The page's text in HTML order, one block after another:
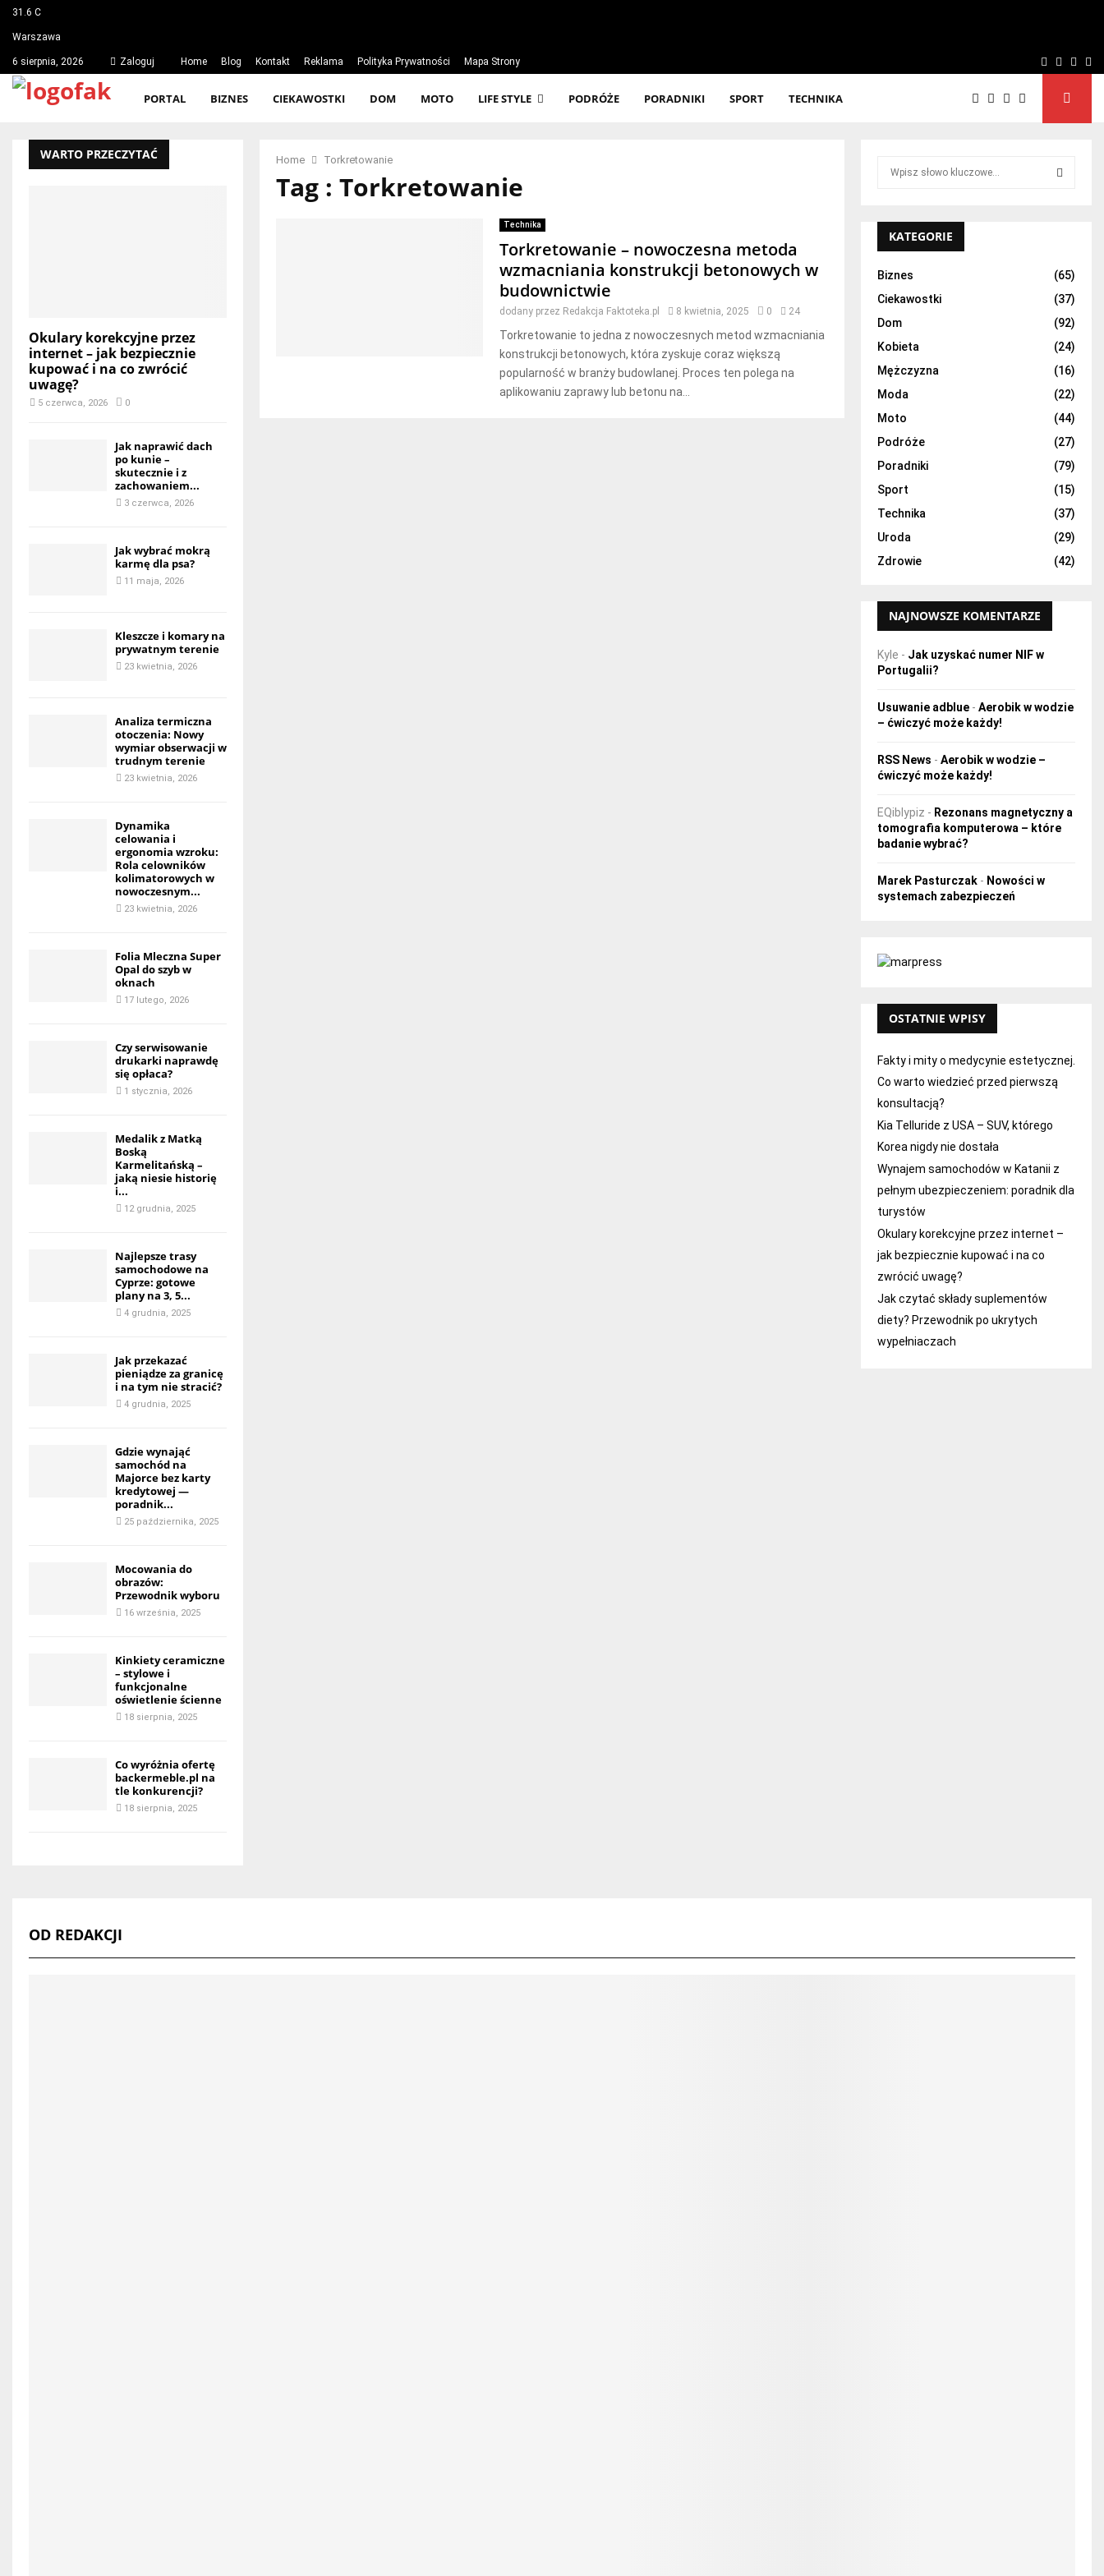
31.6 C
Warszawa
6 sierpnia, 2026 Zaloguj Home Blog Kontakt Reklama Polityka Prywatności Mapa Strony Facebook
Twitter
PORTAL BIZNES CIEKAWOSTKI DOM MOTO LIFE STYLE PODRÓŻE PORADNIKI SPORT TECHNIKA
Home Torkretowanie
Tag : Torkretowanie
Technika
Torkretowanie – nowoczesna metoda
wzmacniania konstrukcji betonowych w
budownictwie
dodany przez Redakcja Faktoteka.pl 8 kwietnia, 2025 0 24
Torkretowanie to jedna z nowoczesnych metod wzmacniania
konstrukcji betonowych, która zyskuje coraz większą
popularność w branży budowlanej. Proces ten polega na
aplikowaniu zaprawy lub betonu na...
WARTO PRZECZYTAĆ
Okulary korekcyjne przez
internet – jak bezpiecznie
kupować i na co zwrócić
uwagę?
5 czerwca, 2026 0
Jak naprawić dach
po kunie –
skutecznie i z
zachowaniem...
3 czerwca, 2026
Jak wybrać mokrą
karmę dla psa?
11 maja, 2026
Kleszcze i komary na
prywatnym terenie
23 kwietnia, 2026
Analiza termiczna
otoczenia: Nowy
wymiar obserwacji w
trudnym terenie
23 kwietnia, 2026
Dynamika
celowania i
ergonomia wzroku:
Rola celowników
kolimatorowych w
nowoczesnym...
23 kwietnia, 2026
Folia Mleczna Super
Opal do szyb w
oknach
17 lutego, 2026
Czy serwisowanie
drukarki naprawdę
się opłaca?
1 stycznia, 2026
Medalik z Matką
Boską
Karmelitańską –
jaką niesie historię
i...
12 grudnia, 2025
Najlepsze trasy
samochodowe na
Cyprze: gotowe
plany na 3, 5...
4 grudnia, 2025
Jak przekazać
pieniądze za granicę
i na tym nie stracić?
4 grudnia, 2025
Gdzie wynająć
samochód na
Majorce bez karty
kredytowej —
poradnik...
25 października, 2025
Mocowania do
obrazów:
Przewodnik wyboru
16 września, 2025
Kinkiety ceramiczne
– stylowe i
funkcjonalne
oświetlenie ścienne
18 sierpnia, 2025
Co wyróżnia ofertę
backermeble.pl na
tle konkurencji?
18 sierpnia, 2025
h
f
r
:
A
R
H
KATEGORIE
Biznes
(65)
Ciekawostki
(37)
Dom
(92)
Kobieta
(24)
Mężczyzna
(16)
Moda
(22)
Moto
(44)
Podróże
(27)
Poradniki
(79)
Sport
(15)
Technika
(37)
Uroda
(29)
Zdrowie
(42)
NAJNOWSZE KOMENTARZE
Kyle - Jak uzyskać numer NIF w
Portugalii?
Usuwanie adblue- Aerobik w wodzie
– ćwiczyć może każdy!
RSS News - Aerobik w wodzie –
ćwiczyć może każdy!
EQiblypiz - Rezonans magnetyczny a
tomografia komputerowa – które
badanie wybrać?
Marek Pasturczak- Nowości w
systemach zabezpieczeń
OSTATNIE WPISY
Fakty i mity o medycynie estetycznej.
Co warto wiedzieć przed pierwszą
konsultacją?
Kia Telluride z USA – SUV, którego
Korea nigdy nie dostała
Wynajem samochodów w Katanii z
pełnym ubezpieczeniem: poradnik dla
turystów
Okulary korekcyjne przez internet –
jak bezpiecznie kupować i na co
zwrócić uwagę?
Jak czytać składy suplementów
diety? Przewodnik po ukrytych
wypełniaczach
OD REDAKCJI